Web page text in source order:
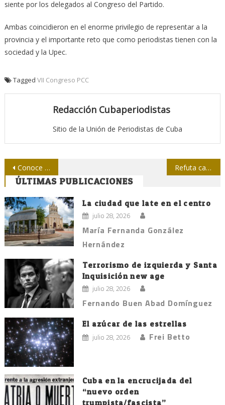
siente por los delegados al Congreso del Partido.
Ambas coincidieron en el enorme privilegio de representar a la
provincia y el importante reto que como periodistas tienen con la
sociedad y la Upec.
Tagged VII Congreso PCC
Redacción Cubaperiodistas
Sitio de la Unión de Periodistas de Cuba
Navegación
de
entradas
Conoce Díaz-Canel del proceso A mitad de congreso de la Upec Refuta canal libanés Al-Manar TV pretexto para bloquearlo
ÚLTIMAS PUBLICACIONES
La ciudad que late en el centro
julio 28, 2026
María Fernanda González
Hernández
Terrorismo de izquierda y Santa
Inquisición new age
julio 28, 2026
Fernando Buen Abad Domínguez
El azúcar de las estrellas
julio 28, 2026 Frei Betto
Cuba en la encrucijada del
“nuevo orden
trumpista/fascista”